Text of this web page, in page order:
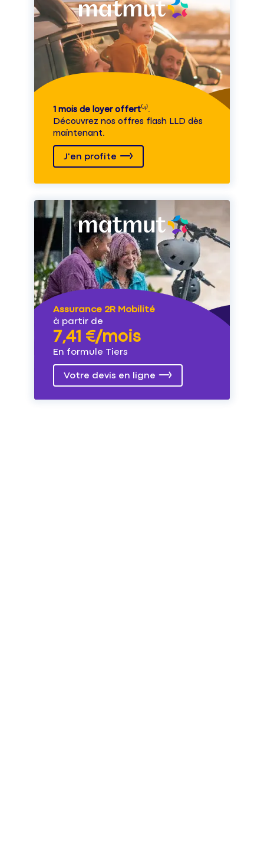
1 mois de loyer offert⁽⁴⁾.
Découvrez nos offres flash LLD dès
maintenant.
J'en profite
Assurance 2R Mobilité
à partir de
7,41 €/mois
En formule Tiers
Votre devis en ligne